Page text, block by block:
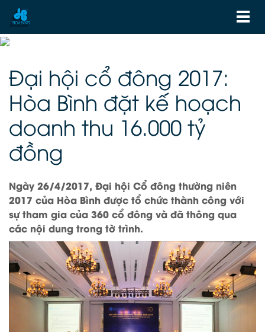
Đại hội cổ đông 2017:
Hòa Bình đặt kế hoạch
doanh thu 16.000 tỷ
đồng
Ngày 26/4/2017, Đại hội Cổ đông thường niên
2017 của Hòa Bình được tổ chức thành công với
sự tham gia của 360 cổ đông và đã thông qua
các nội dung trong tờ trình.